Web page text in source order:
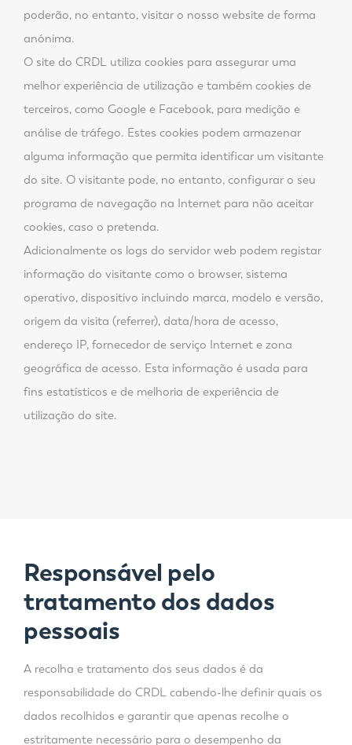
poderão, no entanto, visitar o nosso website de forma
anónima.
O site do CRDL utiliza cookies para assegurar uma
melhor experiência de utilização e também cookies de
terceiros, como Google e Facebook, para medição e
análise de tráfego. Estes cookies podem armazenar
alguma informação que permita identificar um visitante
do site. O visitante pode, no entanto, configurar o seu
programa de navegação na Internet para não aceitar
cookies, caso o pretenda.
Adicionalmente os logs do servidor web podem registar
informação do visitante como o browser, sistema
operativo, dispositivo incluindo marca, modelo e versão,
origem da visita (referrer), data/hora de acesso,
endereço IP, fornecedor de serviço Internet e zona
geográfica de acesso. Esta informação é usada para
fins estatísticos e de melhoria de experiência de
utilização do site.
Responsável pelo
tratamento dos dados
pessoais
A recolha e tratamento dos seus dados é da
responsabilidade do CRDL cabendo-lhe definir quais os
dados recolhidos e garantir que apenas recolhe o
estritamente necessário para o desempenho da